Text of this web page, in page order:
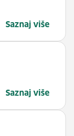
Saznaj više
Saznaj više